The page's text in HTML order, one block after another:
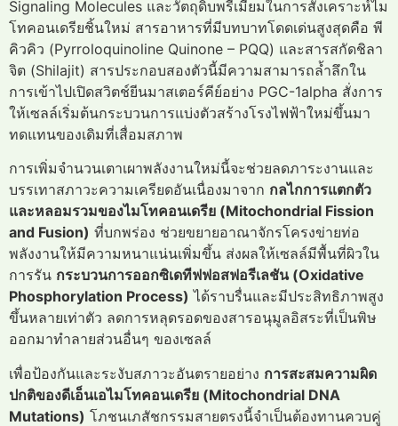
Signaling Molecules และวัตถุดิบพรีเมียมในการสังเคราะห์ไม
โทคอนเดรียชิ้นใหม่ สารอาหารที่มีบทบาทโดดเด่นสูงสุดคือ พี
คิวคิว (Pyrroloquinoline Quinone – PQQ) และสารสกัดชิลา
จิต (Shilajit) สารประกอบสองตัวนี้มีความสามารถล้ำลึกใน
การเข้าไปเปิดสวิตช์ยีนมาสเตอร์คีย์อย่าง PGC-1alpha สั่งการ
ให้เซลล์เริ่มต้นกระบวนการแบ่งตัวสร้างโรงไฟฟ้าใหม่ขึ้นมา
ทดแทนของเดิมที่เสื่อมสภาพ
การเพิ่มจำนวนเตาเผาพลังงานใหม่นี้จะช่วยลดภาระงานและ
บรรเทาสภาวะความเครียดอันเนื่องมาจาก กลไกการแตกตัว
และหลอมรวมของไมโทคอนเดรีย (Mitochondrial Fission
and Fusion) ที่บกพร่อง ช่วยขยายอาณาจักรโครงข่ายท่อ
พลังงานให้มีความหนาแน่นเพิ่มขึ้น ส่งผลให้เซลล์มีพื้นที่ผิวใน
การรัน กระบวนการออกซิเดทีฟฟอสฟอรีเลชัน (Oxidative
Phosphorylation Process) ได้ราบรื่นและมีประสิทธิภาพสูง
ขึ้นหลายเท่าตัว ลดการหลุดรอดของสารอนุมูลอิสระที่เป็นพิษ
ออกมาทำลายส่วนอื่นๆ ของเซลล์
เพื่อป้องกันและระงับสภาวะอันตรายอย่าง การสะสมความผิด
ปกติของดีเอ็นเอไมโทคอนเดรีย (Mitochondrial DNA
Mutations) โภชนเภสัชกรรมสายตรงนี้จำเป็นต้องทานควบคู่